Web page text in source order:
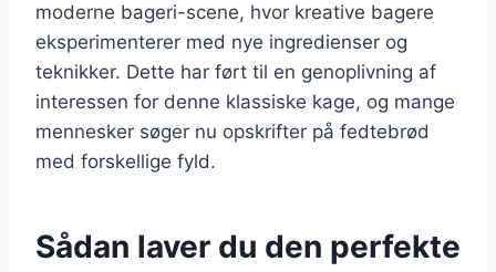
moderne bageri-scene, hvor kreative bagere
eksperimenterer med nye ingredienser og
teknikker. Dette har ført til en genoplivning af
interessen for denne klassiske kage, og mange
mennesker søger nu opskrifter på fedtebrød
med forskellige fyld.
Sådan laver du den perfekte